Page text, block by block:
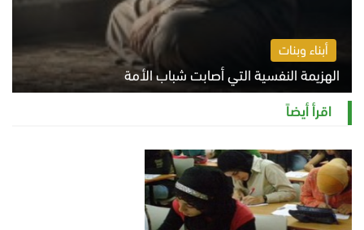
أبناء وبنات
الهزيمة النفسية التي أصابت شباب الأمة
الخميس 6 أغسطس 2026 11:12 ص
اقرأ أيضاً